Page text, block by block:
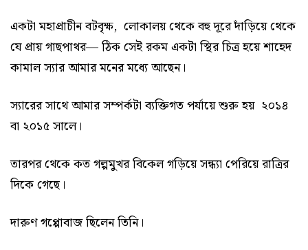
একটা মহাপ্রাচীন বটবৃক্ষ, লোকালয় থেকে বহু দূরে দাঁড়িয়ে থেকে
যে প্রায় গাছপাথর— ঠিক সেই রকম একটা স্থির চিত্র হয়ে শাহেদ
কামাল স্যার আমার মনের মধ্যে আছেন।
স্যারের সাথে আমার সম্পর্কটা ব্যক্তিগত পর্যায়ে শুরু হয় ২০১৪
বা ২০১৫ সালে।
তারপর থেকে কত গল্পমুখর বিকেল গড়িয়ে সন্ধ্যা পেরিয়ে রাত্রির
দিকে গেছে।
দারুণ গপ্পোবাজ ছিলেন তিনি।